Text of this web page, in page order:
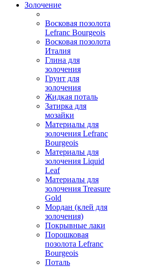
Золочение
Восковая позолота
Lefranc Bourgeois
Восковая позолота
Италия
Глина для
золочения
Грунт для
золочения
Жидкая поталь
Затирка для
мозайки
Материалы для
золочения Lefranc
Bourgeois
Материалы для
золочения Liquid
Leaf
Материалы для
золочения Treasure
Gold
Мордан (клей для
золочения)
Покрывные лаки
Порошковая
позолота Lefranc
Bourgeois
Поталь